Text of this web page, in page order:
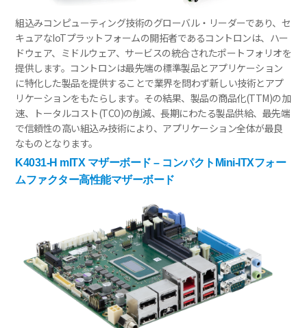
組込みコンピューティング技術のグローバル・リーダーであり、セ
キュアなIoTプラットフォームの開拓者であるコントロンは、ハー
ドウェア、ミドルウェア、サービスの統合されたポートフォリオを
提供します。コントロンは最先端の標準製品とアプリケーション
に特化した製品を提供することで業界を問わず新しい技術とアプ
リケーションをもたらします。その結果、製品の商品化(TTM)の加
速、トータルコスト(TCO)の削減、長期にわたる製品供給、最先端
で信頼性の高い組込み技術により、アプリケーション全体が最良
なものとなります。
K4031-H mITX マザーボード – コンパクトMini-ITXフォー
ムファクター高性能マザーボード